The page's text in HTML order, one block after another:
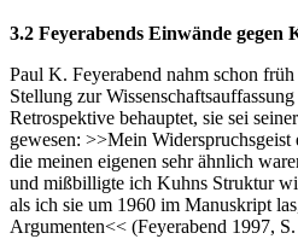
3.2 Feyerabends Einwände gegen
Paul K. Feyerabend nahm schon
Stellung zur
Retrospektive behauptet, sie sei
gewesen: >>Mein Widerspruchsgeist
die meinen eigenen sehr ähnlich
und mißbilligte ich Kuhns Struktur
als ich sie um 1960 im Manuskript
Argumenten<< (Feyerabend 1997,